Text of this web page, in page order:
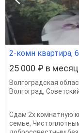
2-комн квартира,
25 000 ₽ в месяц
Волгоградская
Волгоград,
Сдам 2х комнатную
семье,